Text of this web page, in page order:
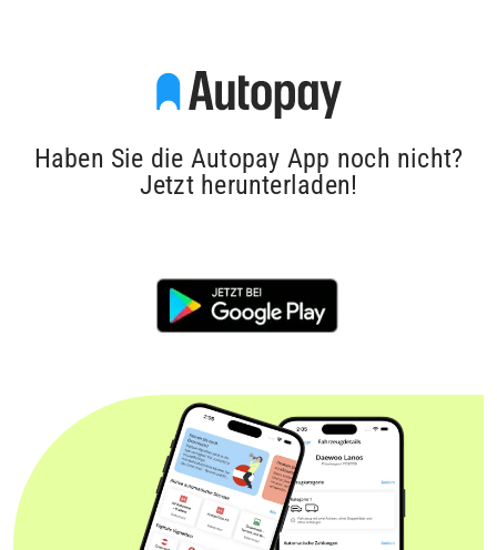
Haben Sie die Autopay App noch nicht?
Jetzt herunterladen!